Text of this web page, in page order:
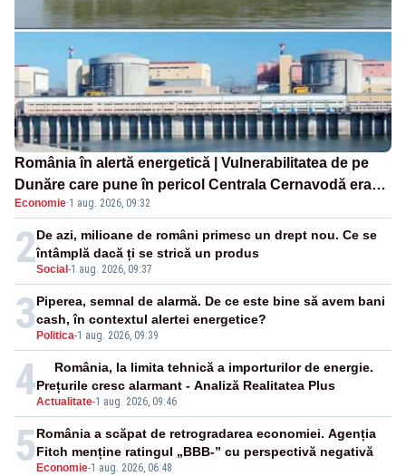
România în alertă energetică | Vulnerabilitatea de pe
Dunăre care pune în pericol Centrala Cernavodă era
cunoscută de pe vremea lui Ceaușescu
Economie·1 aug. 2026, 09:32
2Social -1 aug. 2026, 09:37
De azi, milioane de români primesc un drept nou. Ce se
întâmplă dacă ți se strică un produs
3 Politica-1 aug. 2026, 09:39
Piperea, semnal de alarmă. De ce este bine să avem bani
cash, în contextul alertei energetice?
4Actualitate-1 aug. 2026, 09:46
România, la limita tehnică a importurilor de energie.
Prețurile cresc alarmant - Analiză Realitatea Plus
5 Economie-1 aug. 2026, 06:48
România a scăpat de retrogradarea economiei. Agenția
Fitch menține ratingul „BBB-” cu perspectivă negativă